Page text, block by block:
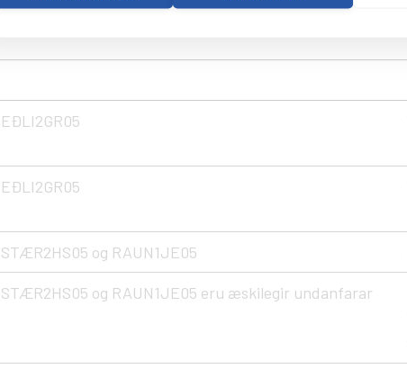
RAUN1LE05
EÐLI2GR05
EÐLI2GR05
STÆR2HS05 og RAUN1JE05
STÆR2HS05 og RAUN1JE05 eru æskilegir undanfarar